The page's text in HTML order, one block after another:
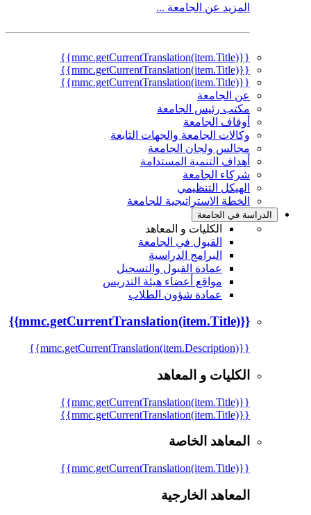
المزيد عن الجامعة ...
{{mmc.getCurrentTranslation(item.Title)}}
{{mmc.getCurrentTranslation(item.Title)}}
{{mmc.getCurrentTranslation(item.Title)}}
عن الجامعة
مكتب رئيس الجامعة
أوقاف الجامعة
وكالات الجامعة والجهات التابعة
مجالس ولجان الجامعة
أهداف التنمية المستدامة
شركاء الجامعة
الهيكل التنظيمي
الخطة الاستراتيجية للجامعة
الدراسة في الجامعة
الكليات و المعاهد
القبول في الجامعة
البرامج الدراسية
عمادة القبول والتسجيل
مواقع أعضاء هيئة التدريس
عمادة شؤون الطلاب
{{mmc.getCurrentTranslation(item.Title)}}
{{mmc.getCurrentTranslation(item.Description)}}
الكليات و المعاهد
{{mmc.getCurrentTranslation(item.Title)}}
{{mmc.getCurrentTranslation(item.Title)}}
المعاهد الخاصة
{{mmc.getCurrentTranslation(item.Title)}}
المعاهد الخارجية